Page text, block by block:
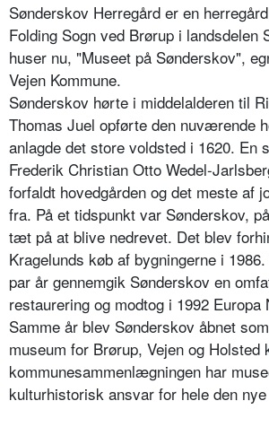
Sønderskov Herregård er en
Folding Sogn ved Brørup i landsdelen
huser nu, "Museet på Sønderskov",
Vejen Kommune.
Sønderskov hørte i middelalderen til
Thomas Juel opførte den nuværende
anlagde det store voldsted i 1620. En
Frederik Christian Otto Wedel-
forfaldt hovedgården og det meste af
fra. På et tidspunkt var Sønderskov,
tæt på at blive nedrevet. Det blev
Kragelunds køb af bygningerne i
par år gennemgik Sønderskov en
restaurering og modtog i 1992 Europa
Samme år blev Sønderskov åbnet
museum for Brørup, Vejen og Holsted
kommunesammenlægningen har
kulturhistorisk ansvar for hele den